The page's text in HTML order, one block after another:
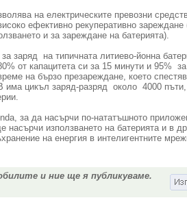
на електрическите превозни
ефективно рекуперативно зареждане
и за зареждане на батерията).
заряд на типичната литиево-йонна
от капацитета си за 15 минути и 95%
на бързо презареждане, което
цикъл заряд-разряд около 4000 пъти,
за да насърчи по-нататъшното
използването на батерията и в
на енергия в интелигентните
и ние ще я публикуваме.